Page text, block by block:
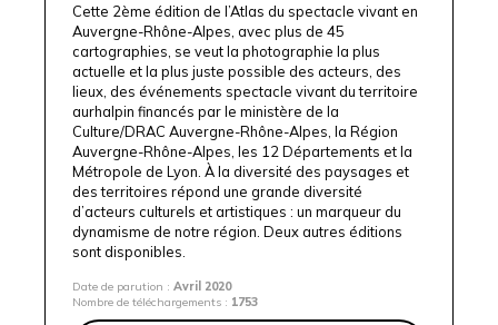
Cette 2ème édition de l’Atlas du spectacle vivant en
Auvergne-Rhône-Alpes, avec plus de 45
cartographies, se veut la photographie la plus
actuelle et la plus juste possible des acteurs, des
lieux, des événements spectacle vivant du territoire
aurhalpin financés par le ministère de la
Culture/DRAC Auvergne-Rhône-Alpes, la Région
Auvergne-Rhône-Alpes, les 12 Départements et la
Métropole de Lyon. À la diversité des paysages et
des territoires répond une grande diversité
d’acteurs culturels et artistiques : un marqueur du
dynamisme de notre région. Deux autres éditions
sont disponibles.
Date de parution : Avril 2020
Nombre de téléchargements : 1753